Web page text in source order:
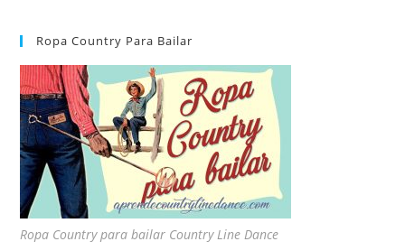
Ropa Country Para Bailar
Ropa Country para bailar Country Line Dance